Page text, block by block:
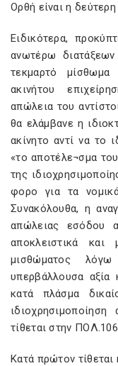
Ορθή είναι η
Ειδικότερα,
ανωτέρω
τεκμαρτό μίσθωμα
ακινήτου
απώλεια του
θα ελάμβανε η
ακίνητο αντί να το
«το αποτέλε¬σμα
της
φορο για τα
Συνακόλουθα, η
απώλειας εσόδου
αποκλειστικά
μισθώματος
υπερβάλλουσα αξία
κατά πλάσμα
τίθεται στην
Κατά πρώτον τίθεται